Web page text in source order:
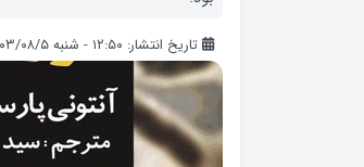
تاریخ انتشار: ۱۲:۵۰ - شنبه ۱۴۰۳/۰۸/۵